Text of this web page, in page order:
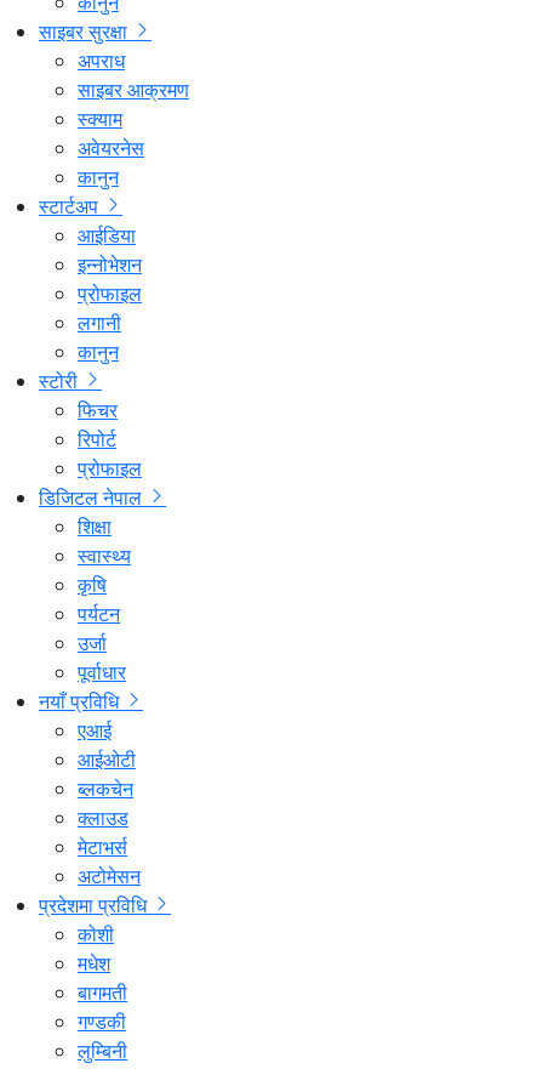
साइबर सुरक्षा
अपराध
साइबर आक्रमण
स्क्याम
अवेयरनेस
कानुन
स्टार्टअप
आईडिया
इन्नोभेशन
प्रोफाइल
लगानी
कानुन
स्टोरी
फिचर
रिपोर्ट
प्रोफाइल
डिजिटल नेपाल
शिक्षा
स्वास्थ्य
कृषि
पर्यटन
उर्जा
पूर्वाधार
नयाँ प्रविधि
एआई
आईओटी
ब्लकचेन
क्लाउड
मेटाभर्स
अटोमेसन
प्रदेशमा प्रविधि
कोशी
मधेश
बागमती
गण्डकी
लुम्बिनी